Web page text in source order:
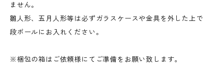
ません。
雛人形、五月人形等は必ずガラスケースや金具を外した上で
段ボールにお入れください。
※梱包の箱はご依頼様にてご準備をお願い致します。